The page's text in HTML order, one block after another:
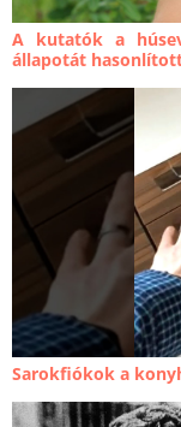
A kutatók a
állapotát
Sarokfiókok a